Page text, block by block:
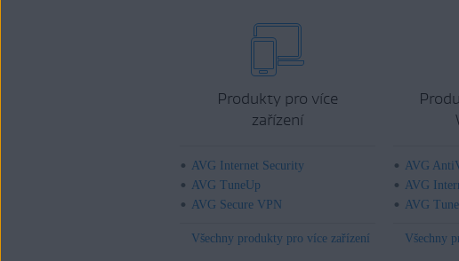
Produkty pro více
zařízení
AVG Internet Security
AVG TuneUp
AVG Secure VPN
Všechny produkty pro více zařízení
AVG
AVG
AVG
Všechny